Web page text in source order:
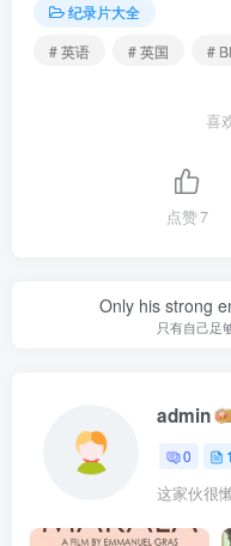
纪录片大全
# 英语
# 英国 #
喜
点赞7
Only his strong
只有自己足
admin
0
这家伙很